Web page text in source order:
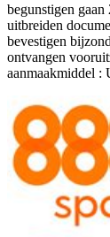
begunstigen
uitbreiden
bevestigen
ontvangen
aanmaakmiddel :